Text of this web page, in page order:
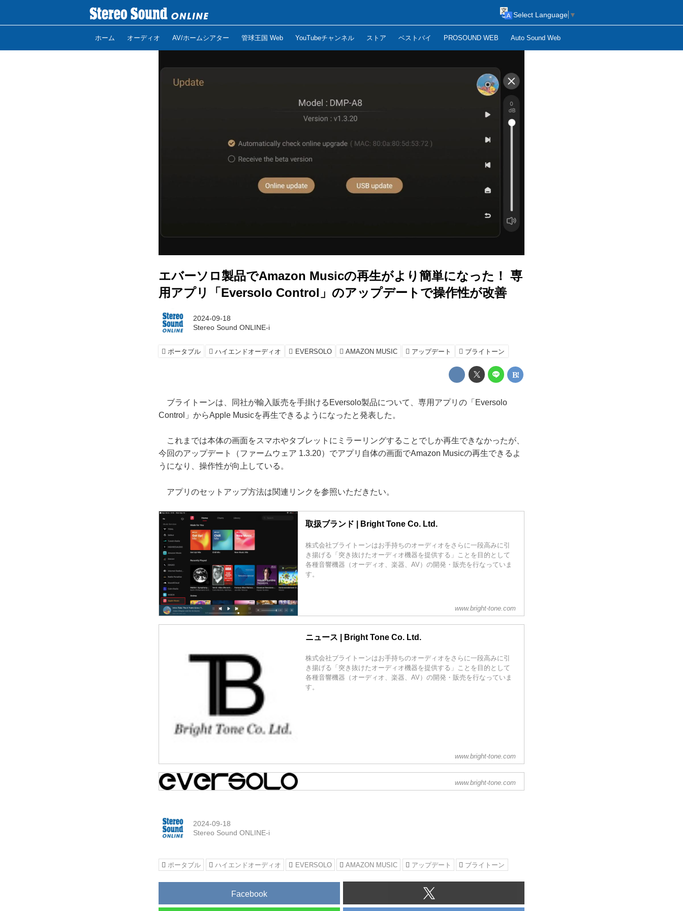
ホーム オーディオ AV/ホームシアター 管球王国 Web YouTubeチャンネル ストア ベストバイ PROSOUND WEB Auto Sound Web
Select Language ▼
エバーソロ製品でAmazon Musicの再生がより簡単になった！ 専
用アプリ「Eversolo Control」のアップデートで操作性が改善
2024-09-18
Stereo Sound ONLINE-i
ポータブル ハイエンドオーディオ EVERSOLO AMAZON MUSIC アップデート ブライトーン
ブライトーンは、同社が輸入販売を手掛けるEversolo製品について、専用アプリの「Eversolo
Control」からApple Musicを再生できるようになったと発表した。
これまでは本体の画面をスマホやタブレットにミラーリングすることでしか再生できなかったが、
今回のアップデート（ファームウェア 1.3.20）でアプリ自体の画面でAmazon Musicの再生できるよ
うになり、操作性が向上している。
アプリのセットアップ方法は関連リンクを参照いただきたい。
取扱ブランド | Bright Tone Co. Ltd.
株式会社ブライトーンはお手持ちのオーディオをさらに一段高みに引
き揚げる「突き抜けたオーディオ機器を提供する」ことを目的として
各種音響機器（オーディオ、楽器、AV）の開発・販売を行なっていま
す。
www.bright-tone.com
ニュース | Bright Tone Co. Ltd.
株式会社ブライトーンはお手持ちのオーディオをさらに一段高みに引
き揚げる「突き抜けたオーディオ機器を提供する」ことを目的として
各種音響機器（オーディオ、楽器、AV）の開発・販売を行なっていま
す。
www.bright-tone.com
www.bright-tone.com
2024-09-18
Stereo Sound ONLINE-i
ポータブル ハイエンドオーディオ EVERSOLO AMAZON MUSIC アップデート ブライトーン
Facebook